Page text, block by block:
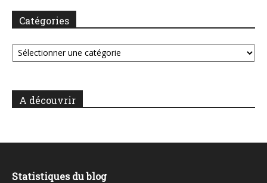
Catégories
Catégories
A découvrir
Statistiques du blog